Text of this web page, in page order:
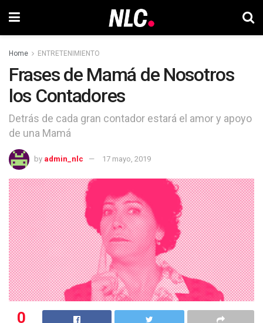
Home ENTRETENIMIENTO
Frases de Mamá de Nosotros
los Contadores
Detrás de cada gran contador estará el amor y apoyo
de una Mamá
by admin_nlc 17 mayo, 2019
0